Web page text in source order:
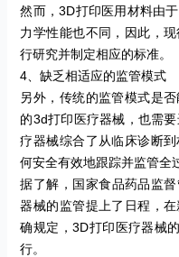
然而，3D打印医用材料由
力学性能也不同，因此，
行研究并制定相应的标准。
4 、缺乏相适应的监管模式
另外，传统的监管模式是
的3d打印医疗器械，也需
疗器械综合了从临床诊断
何安全有效地跟踪并监管全
据了解，国家食品药品监
器械的监管提上了日程，
确规定，3D打印医疗器械
行。